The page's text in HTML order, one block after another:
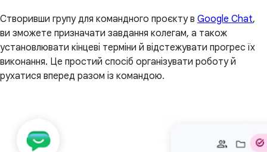
Створивши групу для командного проєкту в Google Chat,
ви зможете призначати завдання колегам, а також
установлювати кінцеві терміни й відстежувати прогрес їх
виконання. Це простий спосіб організувати роботу й
рухатися вперед разом із командою.